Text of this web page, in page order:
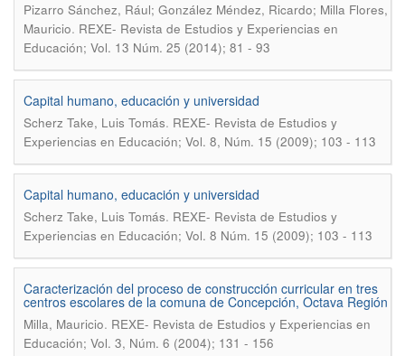
Pizarro Sánchez, Rául; González Méndez, Ricardo; Milla Flores,
Mauricio. REXE- Revista de Estudios y Experiencias en
Educación; Vol. 13 Núm. 25 (2014); 81 - 93
Capital humano, educación y universidad
Scherz Take, Luis Tomás. REXE- Revista de Estudios y
Experiencias en Educación; Vol. 8, Núm. 15 (2009); 103 - 113
Capital humano, educación y universidad
Scherz Take, Luis Tomás. REXE- Revista de Estudios y
Experiencias en Educación; Vol. 8 Núm. 15 (2009); 103 - 113
Caracterización del proceso de construcción curricular en tres
centros escolares de la comuna de Concepción, Octava Región
Milla, Mauricio. REXE- Revista de Estudios y Experiencias en
Educación; Vol. 3, Núm. 6 (2004); 131 - 156